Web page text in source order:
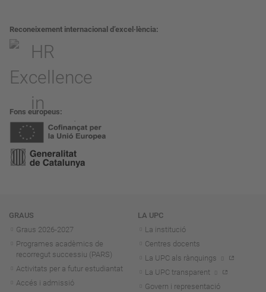
Reconeixement internacional d’excel·lència
Fons europeus
Navegació
GRAUS
Graus 2026-2027
Programes acadèmics de
recorregut successiu (PARS)
Activitats per a futur estudiantat
Accés i admissió
LA UPC
La institució
Centres docents
La UPC als rànquings
La UPC transparent
Govern i representació